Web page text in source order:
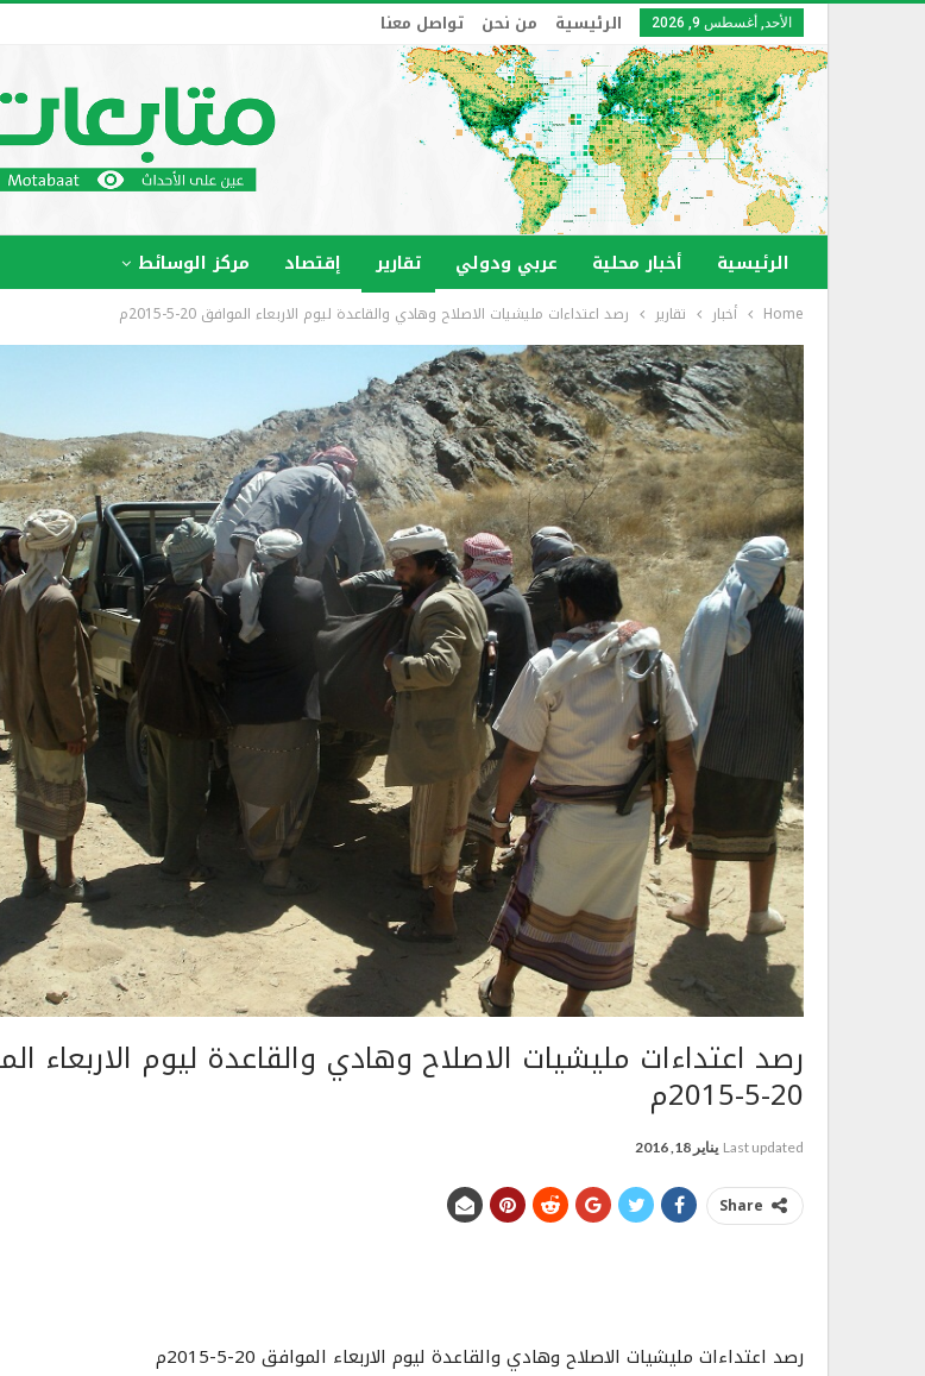
الأحد, أغسطس 9, 2026 الرئيسية من نحن تواصل معنا
الرئيسية أخبار محلية عربي ودولي تقارير إقتصاد مركز الوسائط
Home أخبار تقارير رصد اعتداءات مليشيات الاصلاح وهادي والقاعدة ليوم الاربعاء الموافق 20-5-2015م
رصد اعتداءات مليشيات الاصلاح وهادي والقاعدة ليوم الاربعاء
20-5-2015م
Last updated يناير 18, 2016
Share
رصد اعتداءات مليشيات الاصلاح وهادي والقاعدة ليوم الاربعاء الموافق 20-5-2015م